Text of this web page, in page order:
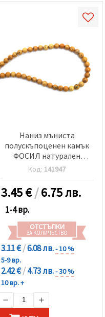
Наниз мъниста
полускъпоценен камък
ФОСИЛ натурален
оцветен жълт топче
6±6.5 мм ±60 броя
Код: 141947
3.45€/6.75 лв.
1-4 вр.
ОТСТЪПКИ
ЗА КОЛИЧЕСТВО
3.11 €/6.08 лв.- 10 %
5-9 вр.
2.42 €/4.73 лв.- 30 %
10 вр. +